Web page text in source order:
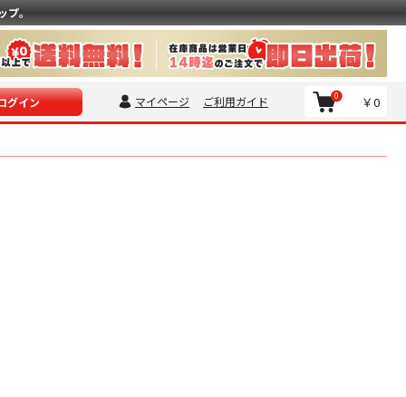
。
グイン マイページ ご利用ガイド ￥0
0